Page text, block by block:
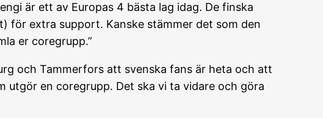
är ett av Europas 4 bästa lag idag. De finska
för extra support. Kanske stämmer det som den
er coregrupp.”
och Tammerfors att svenska fans är heta och att
utgör en coregrupp. Det ska vi ta vidare och göra